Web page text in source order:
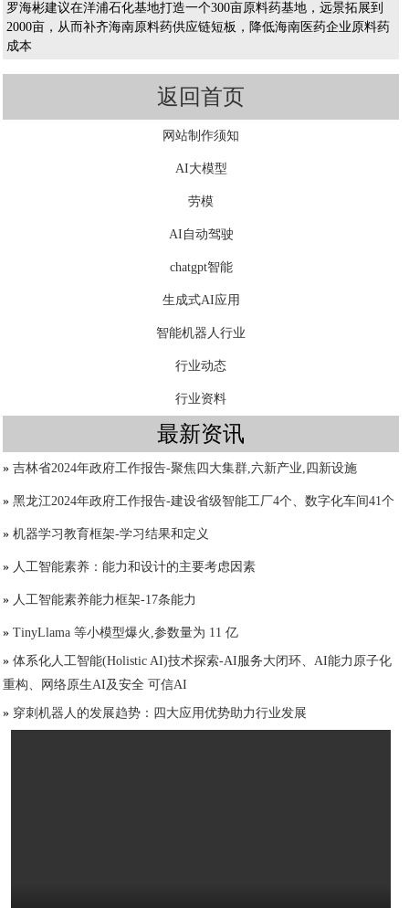
罗海彬建议在洋浦石化基地打造一个300亩原料药基地，远景拓展到
2000亩，从而补齐海南原料药供应链短板，降低海南医药企业原料药
成本
返回首页
网站制作须知
AI大模型
劳模
AI自动驾驶
chatgpt智能
生成式AI应用
智能机器人行业
行业动态
行业资料
最新资讯
» 吉林省2024年政府工作报告-聚焦四大集群,六新产业,四新设施
» 黑龙江2024年政府工作报告-建设省级智能工厂4个、数字化车间41个
» 机器学习教育框架-学习结果和定义
» 人工智能素养：能力和设计的主要考虑因素
» 人工智能素养能力框架-17条能力
» TinyLlama 等小模型爆火,参数量为 11 亿
» 体系化人工智能(Holistic AI)技术探索-AI服务大闭环、AI能力原子化
重构、网络原生AI及安全 可信AI
» 穿刺机器人的发展趋势：四大应用优势助力行业发展